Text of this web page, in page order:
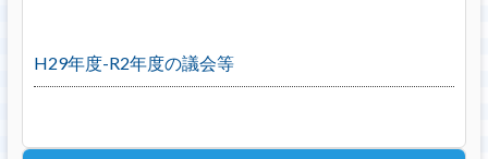
H29年度-R2年度の議会等